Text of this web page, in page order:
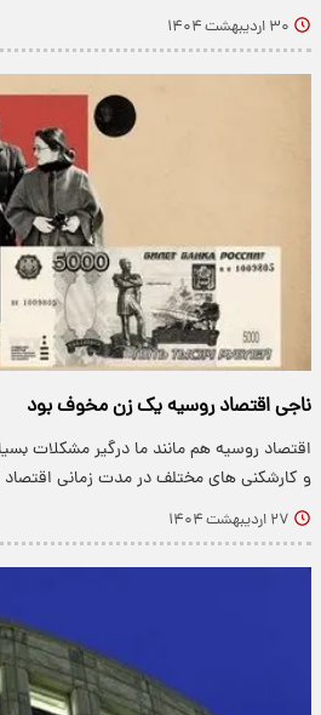
۳۰ اردیبهشت ۱۴۰۴
ناجی اقتصاد روسیه یک زن مخوف بود
اقتصاد روسیه هم مانند ما درگیر مشکلات
و کارشکنی های مختلف در مدت زمانی
۲۷ اردیبهشت ۱۴۰۴